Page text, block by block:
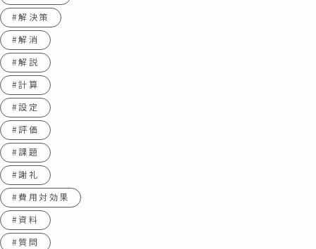
#解決策
#解消
#解説
#計算
#設定
#評価
#課題
#謝礼
#費用対効果
#資料
#質問